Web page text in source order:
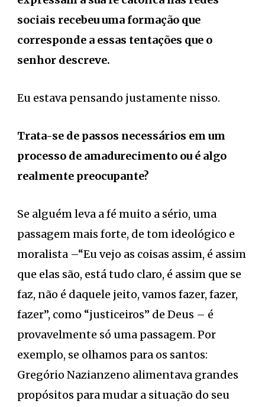
sociais recebeu uma formação que
corresponde a essas tentações que o
senhor descreve.
Eu estava pensando justamente nisso.
Trata-se de passos necessários em um
processo de amadurecimento ou é algo
realmente preocupante?
Se alguém leva a fé muito a sério, uma
passagem mais forte, de tom ideológico e
moralista –“Eu vejo as coisas assim, é assim
que elas são, está tudo claro, é assim que se
faz, não é daquele jeito, vamos fazer, fazer,
fazer”, como “justiceiros” de Deus – é
provavelmente só uma passagem. Por
exemplo, se olhamos para os santos:
Gregório Nazianzeno alimentava grandes
propósitos para mudar a situação do seu